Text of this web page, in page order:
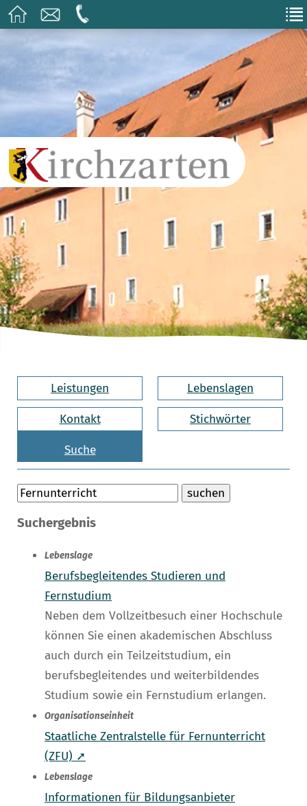
Leistungen Lebenslagen
Kontakt Stichwörter
Suche
Suchergebnis
Lebenslage
Berufsbegleitendes Studieren und
Fernstudium
Neben dem Vollzeitbesuch einer Hochschule
können Sie einen akademischen Abschluss
auch durch ein Teilzeitstudium, ein
berufsbegleitendes und weiterbildendes
Studium sowie ein Fernstudium erlangen.
Organisationseinheit
Staatliche Zentralstelle für Fernunterricht
(ZFU) ➚
Lebenslage
Informationen für Bildungsanbieter